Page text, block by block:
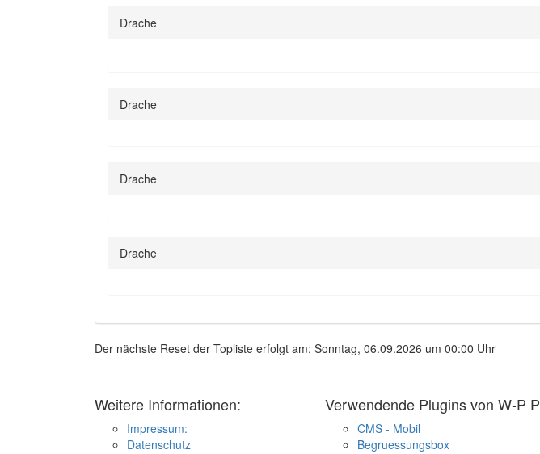
Drache
Drache
Drache
Drache
Der nächste Reset der Topliste erfolgt am: Sonntag, 06.09.2026 um 00:00 Uhr
Weitere Informationen:
Impressum:
Datenschutz
Verwendende Plugins von W-P
CMS - Mobil
Begruessungsbox